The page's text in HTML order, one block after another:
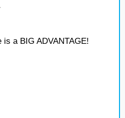
a BIG ADVANTAGE!